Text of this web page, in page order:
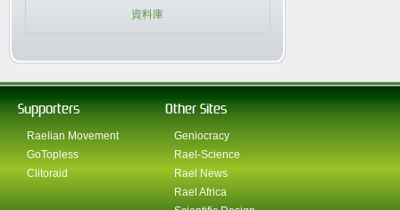
資料庫
Supporters
Raelian Movement
GoTopless
Clitoraid
Other Sites
Geniocracy
Rael-Science
Rael News
Rael Africa